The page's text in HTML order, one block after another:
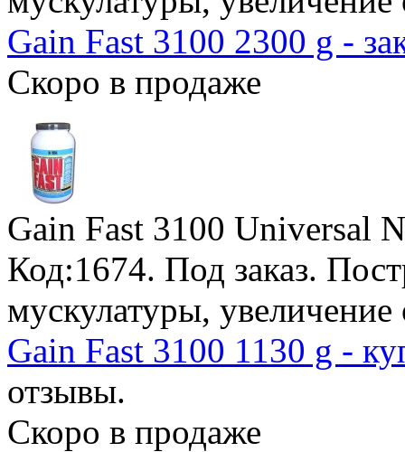
Gain Fast 3100 2300 g -
Скоро в продаже
Gain Fast 3100 Universal
Код:1674. Под заказ.
мускулатуры,
Gain Fast 3100 1130 g -
отзывы.
Скоро в продаже